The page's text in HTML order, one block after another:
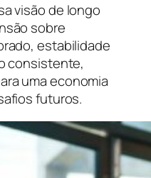
visão de longo
sobre
estabilidade
consistente,
uma economia
futuros.